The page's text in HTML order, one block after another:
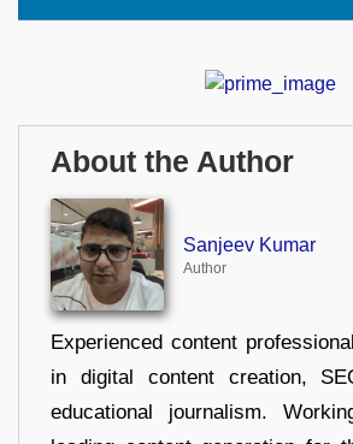
About the Author
Sanjeev Kumar
Author
Experienced content
in digital content creation,
educational journalism.